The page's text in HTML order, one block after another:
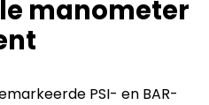
manometer
PSI- en BAR-